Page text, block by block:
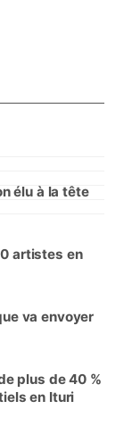
élu à la tête
artistes en
va envoyer
plus de 40 %
en Ituri